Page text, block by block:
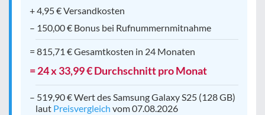
+ 4,95 € Versandkosten
– 150,00 € Bonus bei Rufnummernmitnahme
= 815,71 € Gesamtkosten in 24 Monaten
= 24 x 33,99 € Durchschnitt pro Monat
– 519,90 € Wert des Samsung Galaxy S25 (128 GB)
laut Preisvergleich vom 07.08.2026